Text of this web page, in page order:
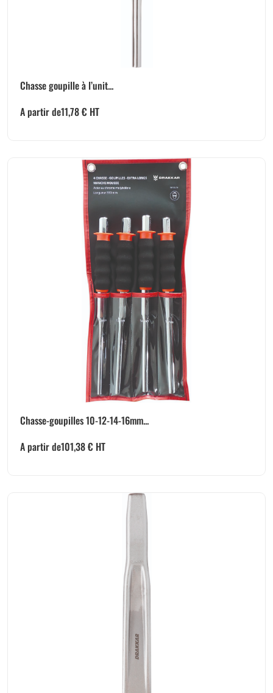
Chasse goupille à l’unit...
A partir de11,78€ HT
Chasse-goupilles 10-12-14-16mm...
A partir de101,38€ HT